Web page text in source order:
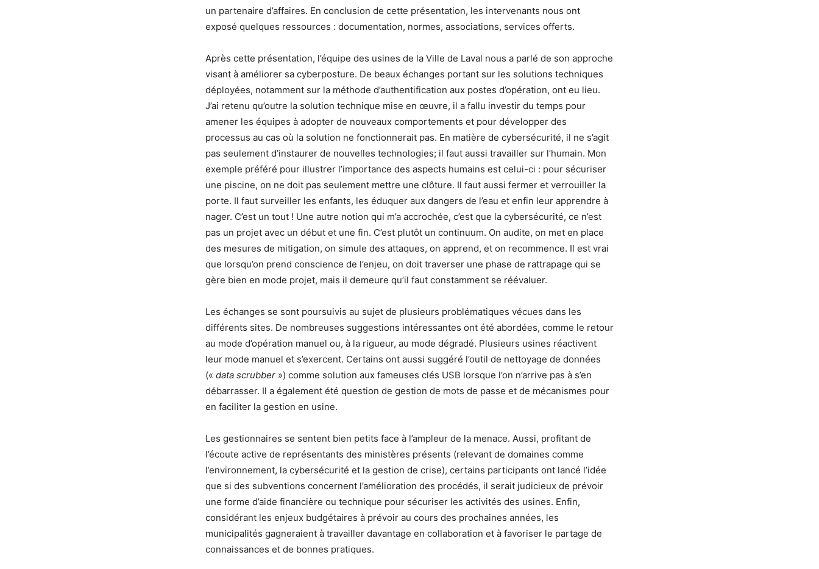
un partenaire d’affaires. En conclusion de cette présentation, les intervenants nous ont
exposé quelques ressources : documentation, normes, associations, services offerts.
Après cette présentation, l’équipe des usines de la Ville de Laval nous a parlé de son approche
visant à améliorer sa cyberposture. De beaux échanges portant sur les solutions techniques
déployées, notamment sur la méthode d’authentification aux postes d’opération, ont eu lieu.
J’ai retenu qu’outre la solution technique mise en œuvre, il a fallu investir du temps pour
amener les équipes à adopter de nouveaux comportements et pour développer des
processus au cas où la solution ne fonctionnerait pas. En matière de cybersécurité, il ne s’agit
pas seulement d’instaurer de nouvelles technologies; il faut aussi travailler sur l’humain. Mon
exemple préféré pour illustrer l’importance des aspects humains est celui-ci : pour sécuriser
une piscine, on ne doit pas seulement mettre une clôture. Il faut aussi fermer et verrouiller la
porte. Il faut surveiller les enfants, les éduquer aux dangers de l’eau et enfin leur apprendre à
nager. C’est un tout ! Une autre notion qui m’a accrochée, c’est que la cybersécurité, ce n’est
pas un projet avec un début et une fin. C’est plutôt un continuum. On audite, on met en place
des mesures de mitigation, on simule des attaques, on apprend, et on recommence. Il est vrai
que lorsqu’on prend conscience de l’enjeu, on doit traverser une phase de rattrapage qui se
gère bien en mode projet, mais il demeure qu’il faut constamment se réévaluer.
Les échanges se sont poursuivis au sujet de plusieurs problématiques vécues dans les
différents sites. De nombreuses suggestions intéressantes ont été abordées, comme le retour
au mode d’opération manuel ou, à la rigueur, au mode dégradé. Plusieurs usines réactivent
leur mode manuel et s’exercent. Certains ont aussi suggéré l’outil de nettoyage de données
(« data scrubber ») comme solution aux fameuses clés USB lorsque l’on n’arrive pas à s’en
débarrasser. Il a également été question de gestion de mots de passe et de mécanismes pour
en faciliter la gestion en usine.
Les gestionnaires se sentent bien petits face à l’ampleur de la menace. Aussi, profitant de
l’écoute active de représentants des ministères présents (relevant de domaines comme
l’environnement, la cybersécurité et la gestion de crise), certains participants ont lancé l’idée
que si des subventions concernent l’amélioration des procédés, il serait judicieux de prévoir
une forme d’aide financière ou technique pour sécuriser les activités des usines. Enfin,
considérant les enjeux budgétaires à prévoir au cours des prochaines années, les
municipalités gagneraient à travailler davantage en collaboration et à favoriser le partage de
connaissances et de bonnes pratiques.